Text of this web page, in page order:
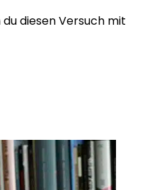
diesen Versuch mit